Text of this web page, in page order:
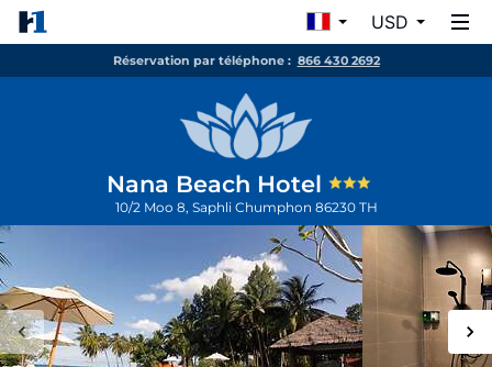
USD
Réservation par téléphone : 866 430 2692
Nana Beach Hotel
10/2 Moo 8, Saphli Chumphon 86230 TH